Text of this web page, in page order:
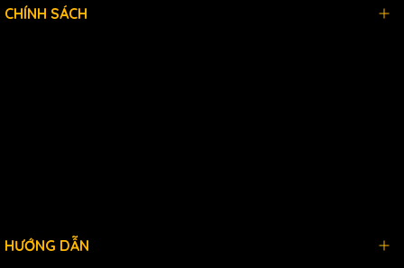
CHÍNH SÁCH
HƯỚNG DẪN